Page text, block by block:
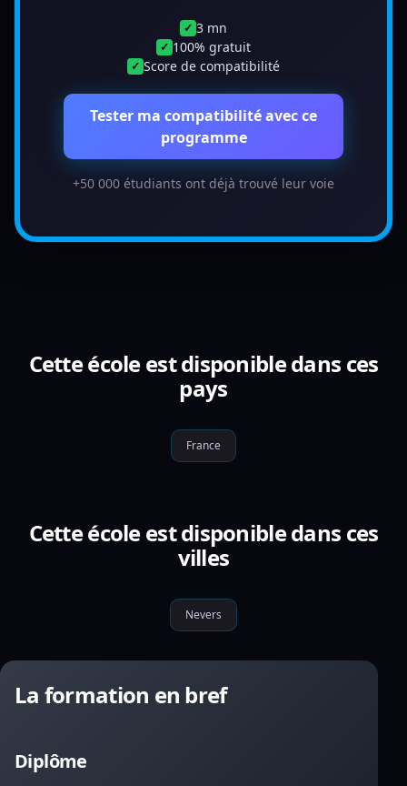
✓ 3 mn
✓ 100% gratuit
✓ Score de compatibilité
Tester ma compatibilité avec ce
programme
+50 000 étudiants ont déjà trouvé leur voie
Cette école est disponible dans ces
pays
France
Cette école est disponible dans ces
villes
Nevers
La formation en bref
Diplôme